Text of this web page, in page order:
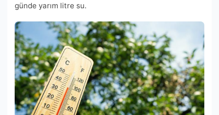
günde yarım litre su.